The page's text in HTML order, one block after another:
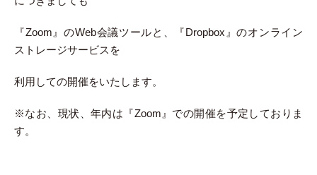
『Zoom』のWeb会議ツールと、『Dropbox』のオンライン
ストレージサービスを
利用しての開催をいたします。
※なお、現状、年内は『Zoom』での開催を予定しておりま
す。